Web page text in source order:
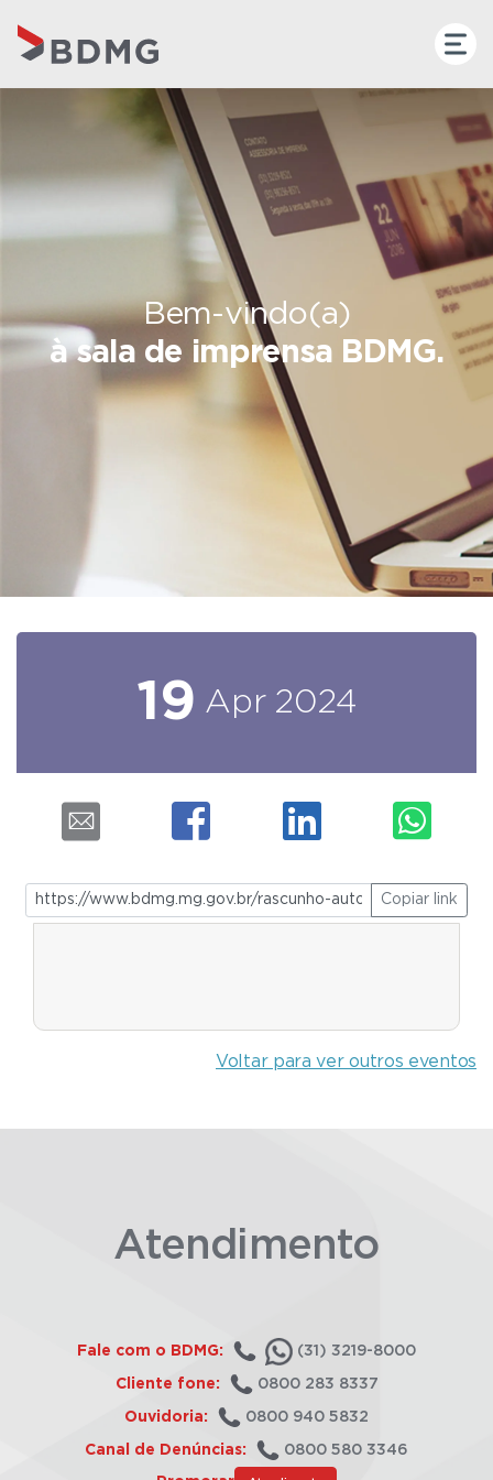
Bem-vindo(a)
à sala de imprensa BDMG.
19 Apr 2024
Copiar link
Voltar para ver outros eventos
Atendimento
Fale com o BDMG: (31) 3219-8000
Cliente fone: 0800 283 8337
Ouvidoria: 0800 940 5832
Canal de Denúncias: 0800 580 3346